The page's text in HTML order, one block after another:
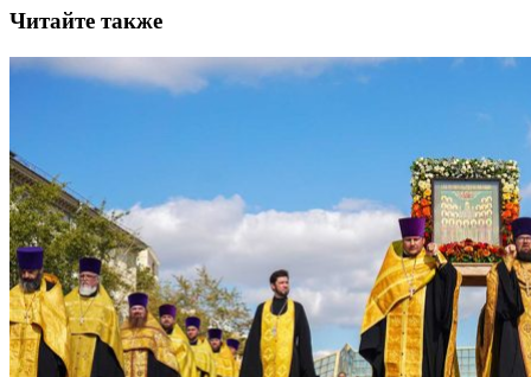
Читайте также